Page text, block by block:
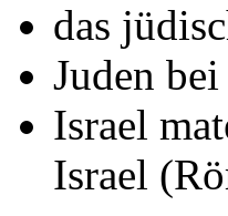
das
Juden
Israel
Israel